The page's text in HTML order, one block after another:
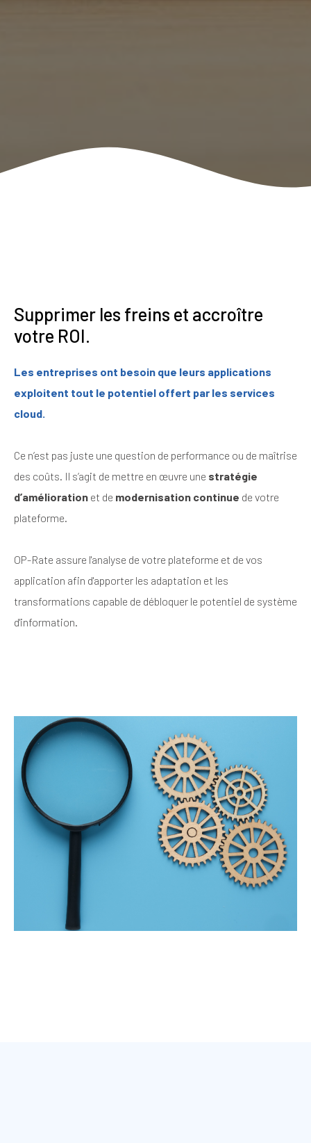
Supprimer les freins et accroître
votre ROI.
Les entreprises ont besoin que leurs applications
exploitent tout le potentiel offert par les services
cloud.
Ce n’est pas juste une question de performance ou de maîtrise
des coûts. Il s’agit de mettre en œuvre une stratégie
d’amélioration et de modernisation continue de votre
plateforme.
OP-Rate assure l'analyse de votre plateforme et de vos
application afin d'apporter les adaptation et les
transformations capable de débloquer le potentiel de système
d'information.